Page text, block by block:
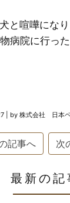
と喧嘩にな
病院に行った
by 株式会社 日本
記事へ 次
最新の記